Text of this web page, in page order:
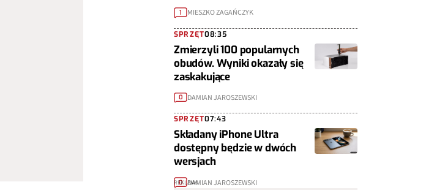
1 MIESZKO ZAGAŃCZYK
SPRZĘT08:35
Zmierzyli 100 popularnych
obudów. Wyniki okazały się
zaskakujące
0 DAMIAN JAROSZEWSKI
SPRZĘT07:43
Składany iPhone Ultra
dostępny będzie w dwóch
wersjach
0 DAMIAN JAROSZEWSKI